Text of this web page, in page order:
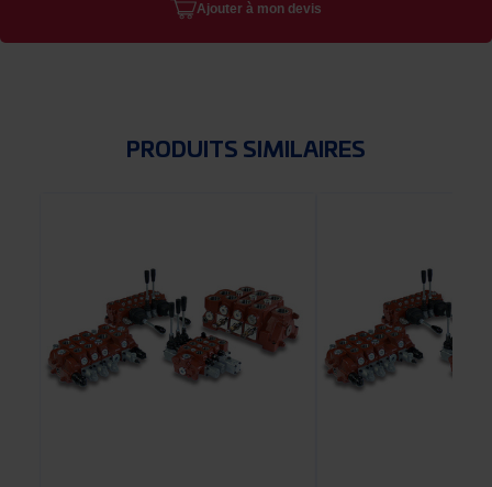
Ajouter à mon devis
PRODUITS SIMILAIRES